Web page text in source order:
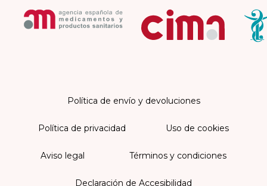
Política de envío y devoluciones
Política de privacidad Uso de cookies
Aviso legal Términos y condiciones
Declaración de Accesibilidad